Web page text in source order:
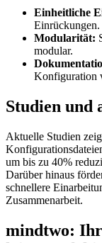
Einheitliche
Einrückungen.
Modularität:
modular.
Konfiguration
Studien und
Aktuelle Studien
um bis zu 40%
Darüber hinaus
schnellere
Zusammenarbeit.
mindtwo: